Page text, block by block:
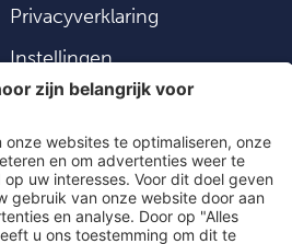
Privacyverklaring
Instellingen
Algemene